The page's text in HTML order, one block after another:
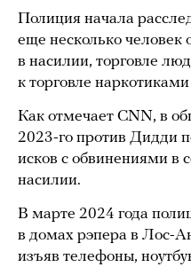
Полиция начала
еще несколько
в насилии, торговле
к торговле
Как отмечает CNN, в
2023-го против Дидди
исков с обвинениями в
насилии.
В марте 2024 года
в домах рэпера в Лос-
изъяв телефоны,